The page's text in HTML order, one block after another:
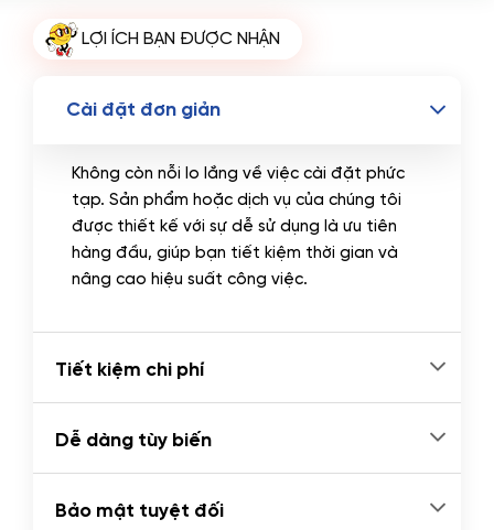
Tên miền Quốc tế(+350.000 VND)
LỢI ÍCH BẠN ĐƯỢC NHẬN
Cài đặt đơn giản
Không còn nỗi lo lắng về việc cài đặt phức
tạp. Sản phẩm hoặc dịch vụ của chúng tôi
được thiết kế với sự dễ sử dụng là ưu tiên
hàng đầu, giúp bạn tiết kiệm thời gian và
nâng cao hiệu suất công việc.
Tiết kiệm chi phí
Dễ dàng tùy biến
Bảo mật tuyệt đối